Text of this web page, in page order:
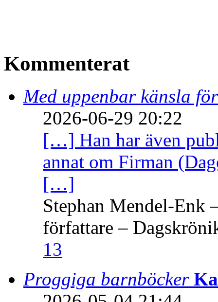
Kommenterat
Med uppenbar känsla
2026-06-29 20:22
[…] Han har även
annat om Firman
[…]
Stephan Mendel-Enk
författare –
13
Proggiga barnböcker